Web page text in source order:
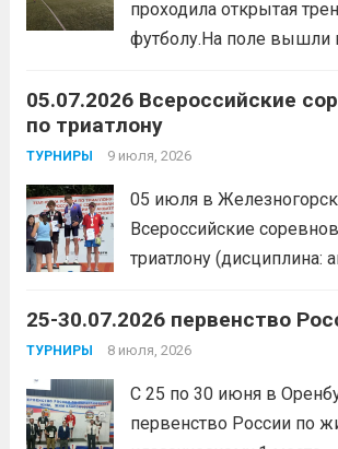
образа жизни. По
всех этапов участники
проходила открытая
футболу.На поле вышли
Участники отработали
мячом и сыграли
товарищеских матчей.
05.07.2026 Всероссийские
по триатлону
ТУРНИРЫ 9 июля, 2026
05 июля в
Всероссийские
триатлону (дисциплина:
Макарова, Серов
место. Подготовила
Викторовна.Читать
25-30.07.2026 первенство
ТУРНИРЫ 8 июля, 2026
С 25 по 30 июня в
первенство России по